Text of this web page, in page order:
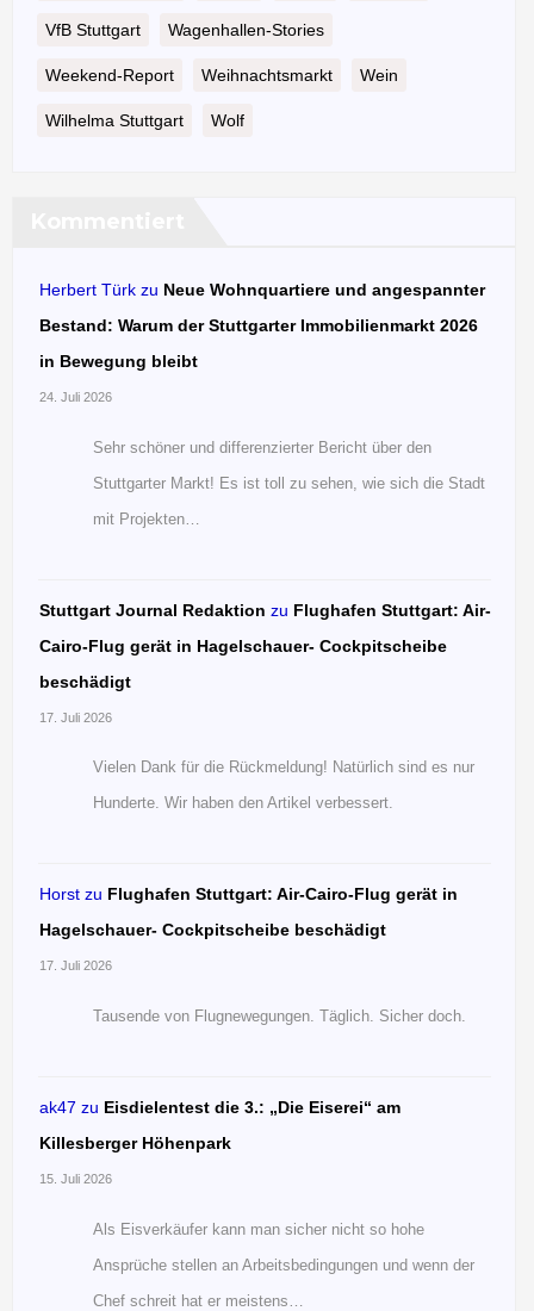
VfB Stuttgart Wagenhallen-Stories
Weekend-Report Weihnachtsmarkt Wein
Wilhelma Stuttgart Wolf
Herbert Türk zu Neue Wohnquartiere und angespannter
Bestand: Warum der Stuttgarter Immobilienmarkt 2026
in Bewegung bleibt
24. Juli 2026
Sehr schöner und differenzierter Bericht über den
Stuttgarter Markt! Es ist toll zu sehen, wie sich die Stadt
mit Projekten…
Stuttgart Journal Redaktion zu Flughafen Stuttgart: Air-
Cairo-Flug gerät in Hagelschauer- Cockpitscheibe
beschädigt
17. Juli 2026
Vielen Dank für die Rückmeldung! Natürlich sind es nur
Hunderte. Wir haben den Artikel verbessert.
Horst zu Flughafen Stuttgart: Air-Cairo-Flug gerät in
Hagelschauer- Cockpitscheibe beschädigt
17. Juli 2026
Tausende von Flugnewegungen. Täglich. Sicher doch.
ak47 zu Eisdielentest die 3.: „Die Eiserei“ am
Killesberger Höhenpark
15. Juli 2026
Als Eisverkäufer kann man sicher nicht so hohe
Ansprüche stellen an Arbeitsbedingungen und wenn der
Chef schreit hat er meistens…